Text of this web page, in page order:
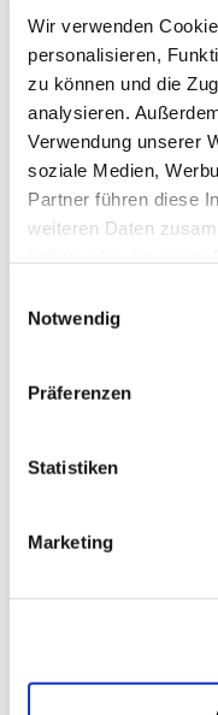
Wir verwenden
personalisieren,
zu können und die
analysieren.
Verwendung unserer
soziale Medien,
Partner führen diese
weiteren Daten
Notwendig
Präferenzen
Statistiken
Marketing
Demo
Amicable
Enterprise